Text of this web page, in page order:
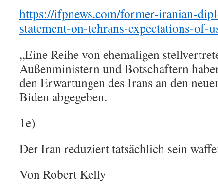
https://ifpnews.com/former-iranian-
statement-on-tehrans-expectations-of-
„Eine Reihe von ehemaligen
Außenministern und Botschaftern
den Erwartungen des Irans an den
Biden abgegeben.
1e)
Der Iran reduziert tatsächlich sein
Von Robert Kelly